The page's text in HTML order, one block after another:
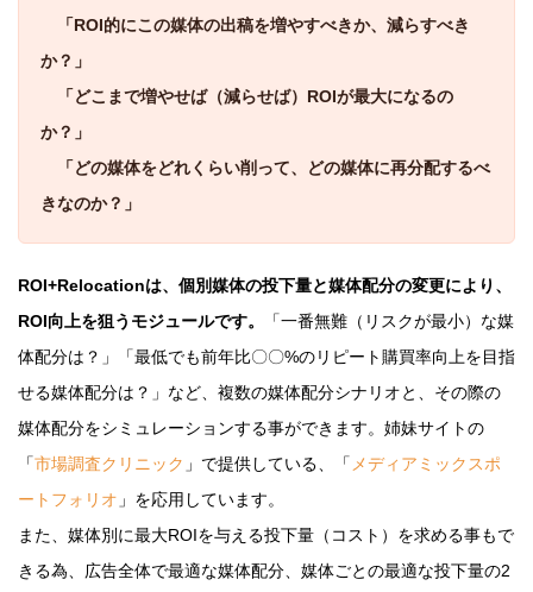
「ROI的にこの媒体の出稿を増やすべきか、減らすべき
か？」
「どこまで増やせば（減らせば）ROIが最大になるの
か？」
「どの媒体をどれくらい削って、どの媒体に再分配するべ
きなのか？」
ROI+Relocationは、 個別媒体の投下量と媒体配分の変更により、
ROI向上を狙うモジュールです。
「一番無難（リスクが最小）な媒
体配分は？」「最低でも前年比〇〇%のリピート購買率向上を目指
せる媒体配分は？」など、複数の媒体配分シナリオと、その際の
媒体配分をシミュレーションする事ができます。姉妹サイトの
「市場調査クリニック 」で提供している、「 メディアミックスポ
ートフォリオ 」を応用しています。
また、媒体別に最大ROIを与える投下量（コスト）を求める事もで
きる為、広告全体で最適な媒体配分、媒体ごとの最適な投下量の2